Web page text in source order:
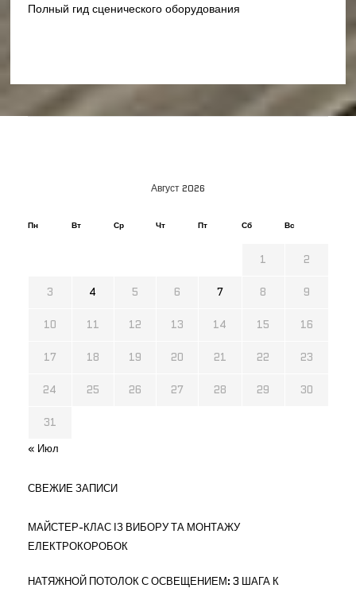
Полный гид сценического оборудования
Август 2026
Пн Вт Ср Чт Пт Сб Вс
1 2
3 4 5 6 7 8 9
10 11 12 13 14 15 16
17 18 19 20 21 22 23
24 25 26 27 28 29 30
31
« Июл
СВЕЖИЕ ЗАПИСИ
МАЙСТЕР-КЛАС ІЗ ВИБОРУ ТА МОНТАЖУ
ЕЛЕКТРОКОРОБОК
НАТЯЖНОЙ ПОТОЛОК С ОСВЕЩЕНИЕМ: 3 ШАГА К